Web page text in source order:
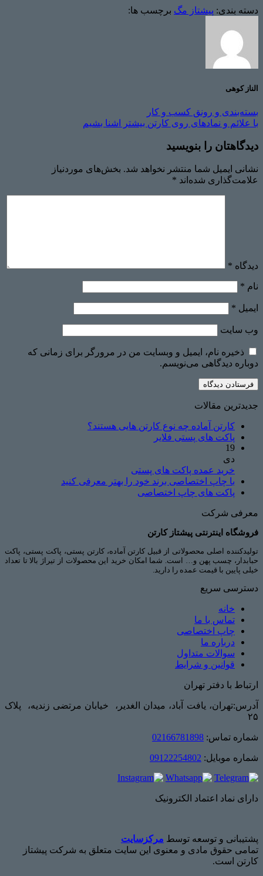
دسته بندی: پیشتاز مگ برچسب ها:
الناز کوهی
بسته‌بندی و رونق کسب و کار
با علائم و نمادهای روی کارتن بیشتر اشنا بشیم
دیدگاهتان را بنویسید
نشانی ایمیل شما منتشر نخواهد شد. بخش‌های موردنیاز
علامت‌گذاری شده‌اند *
دیدگاه *
نام *
ایمیل *
وب‌ سایت
ذخیره نام، ایمیل و وبسایت من در مرورگر برای زمانی که
دوباره دیدگاهی می‌نویسم.
جدیدترین مقالات
کارتن آماده چه نوع کارتن هایی هستند؟
پاکت های پستی فلایر
19
دی
خرید عمده پاکت های پستی
با چاپ اختصاصی برند خود را بهتر معرفی کنید
پاکت های چاپ اختصاصی
معرفی شرکت
فروشگاه اینترنتی پیشتاز کارتن
تولیدکننده اصلی محصولاتی از قبیل کارتن آماده، کارتن پستی، پاکت پستی، پاکت
حبابدار، چسب پهن و… است. شما امکان خرید این محصولات از تیراژ بالا تا تعداد
خیلی پایین با قیمت عمده را دارید.
دسترسی سریع
خانه
تماس با ما
چاپ اختصاصی
درباره ما
سوالات متداول
قوانین و شرایط
ارتباط با دفتر تهران
آدرس:تهران، یافت آباد، میدان الغدیر، خیابان مرتضی زندیه، پلاک
۲۵
شماره تماس: 02166781898
شماره موبایل: 09122254802
دارای نماد اعتماد الکترونیک
پشتیبانی و توسعه توسط مرکزسایت
تمامی حقوق مادی و معنوی این سایت متعلق به شرکت پیشتاز
کارتن است.